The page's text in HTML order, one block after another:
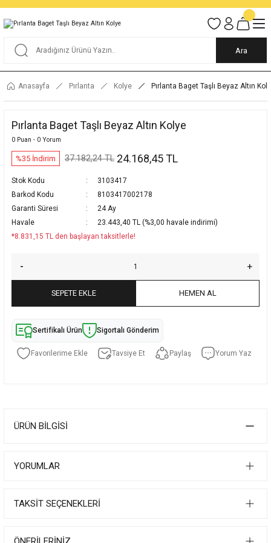
Tüm Alışverişlerde KARGO BEDAVA
Garantili Ve Sigortalı Kargo
Ankara İçi Elden Teslimat İmkanı
24/7 Müşteri Destek Hizmeti
Ara
Anasayfa Pırlanta Kolye Pırlanta Baget Taşlı Beyaz Altın
Pırlanta Baget Taşlı Beyaz Altın Kolye
0 Puan - 0 Yorum
%35 İndirim 37.182,24 TL 24.168,45 TL
Stok Kodu
3103417
Barkod Kodu
8103417002178
Garanti Süresi
24 Ay
Havale
23.443,40 TL (%3,00 havale indirimi)
*8.831,15 TL den başlayan taksitlerle!
SEPETE EKLE HEMEN AL
Sertifikalı Ürün Sigortalı Gönderim
Tavsiye Et Paylaş Yorum Yaz
ÜRÜN BILGISI
YORUMLAR
TAKSIT SEÇENEKLERI